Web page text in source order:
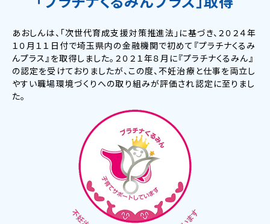
あおしんは、「次世代育成支援対策推進法」に基づき、２０２４年
１０月１１日付で埼玉県内の金融機関で初めて『プラチナくるみ
んプラス』を取得しました。２０２１年８月に『プラチナくるみん』
の認定を受けておりましたが、この度、不妊治療と仕事を両立し
やすい職場環境づくりへの取り組みが評価され認定に至りまし
た。